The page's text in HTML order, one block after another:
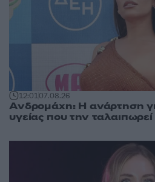
12:0107.08.26
Ανδρομάχη: Η ανάρτηση
υγείας που την ταλαιπωρεί